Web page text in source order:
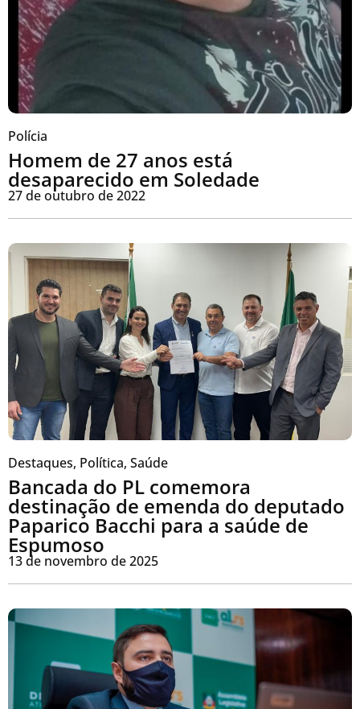
Polícia
Homem de 27 anos está
desaparecido em Soledade
27 de outubro de 2022
Destaques, Política, Saúde
Bancada do PL comemora
destinação de emenda do deputado
Paparico Bacchi para a saúde de
Espumoso
13 de novembro de 2025